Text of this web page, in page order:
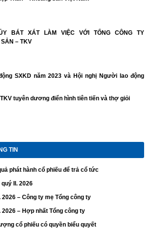
BÁT XÁT LÀM VIỆC VỚI TỔNG CÔNG TY
– TKV
SXKD năm 2023 và Hội nghị Người lao động
tuyên dương điển hình tiên tiến và thợ giỏi
TIN
phát hành cổ phiếu để trả cổ tức
II. 2026
2026 – Công ty mẹ Tổng công ty
2026 – Hợp nhất Tổng công ty
cổ phiếu có quyền biểu quyết